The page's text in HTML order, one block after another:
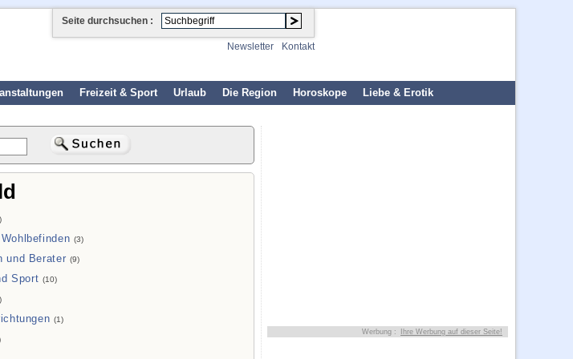
Seite durchsuchen :
Newsletter Kontakt
Freizeit & Sport Urlaub Die Region Horoskope Liebe & Erotik
(3)
und Berater (9)
Sport (10)
(1)
Werbung : Ihre Werbung auf dieser Seite!